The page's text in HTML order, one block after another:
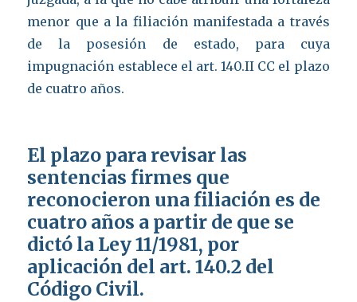
menor que a la filiación manifestada a través
de la posesión de estado, para cuya
impugnación establece el art. 140.II CC el plazo
de cuatro años.
El plazo para revisar las
sentencias firmes que
reconocieron una filiación es de
cuatro años a partir de que se
dictó la Ley 11/1981, por
aplicación del art. 140.2 del
Código Civil.